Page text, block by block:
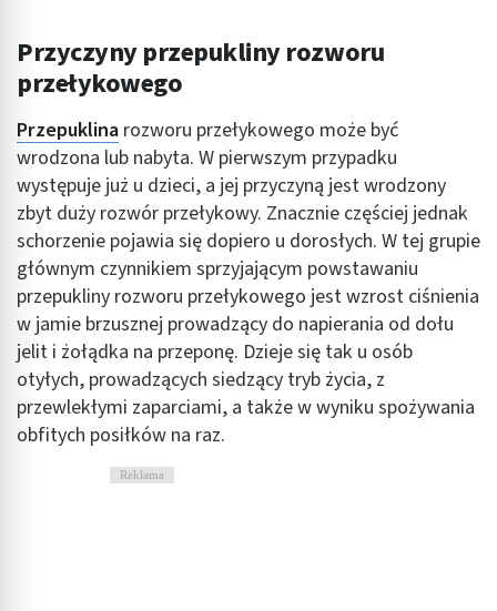
Przyczyny przepukliny rozworu
przełykowego
Przepuklina rozworu przełykowego może być
wrodzona lub nabyta. W pierwszym przypadku
występuje już u dzieci, a jej przyczyną jest wrodzony
zbyt duży rozwór przełykowy. Znacznie częściej jednak
schorzenie pojawia się dopiero u dorosłych. W tej grupie
głównym czynnikiem sprzyjającym powstawaniu
przepukliny rozworu przełykowego jest wzrost ciśnienia
w jamie brzusznej prowadzący do napierania od dołu
jelit i żołądka na przeponę. Dzieje się tak u osób
otyłych, prowadzących siedzący tryb życia, z
przewlekłymi zaparciami, a także w wyniku spożywania
obfitych posiłków na raz.
Reklama